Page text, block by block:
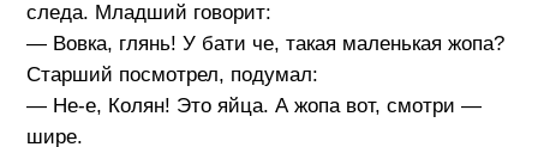
следа. Младший говорит:
— Вовка, глянь! У бати че, такая маленькая жопа?
Старший посмотрел, подумал:
— Не-е, Колян! Это яйца. А жопа вот, смотри —
шире.